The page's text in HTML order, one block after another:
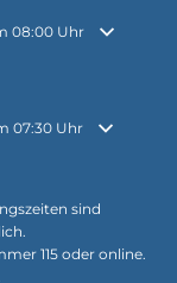
auszublenden
08:00 Uhr
auszublenden
07:30 Uhr
sind
115 oder online.